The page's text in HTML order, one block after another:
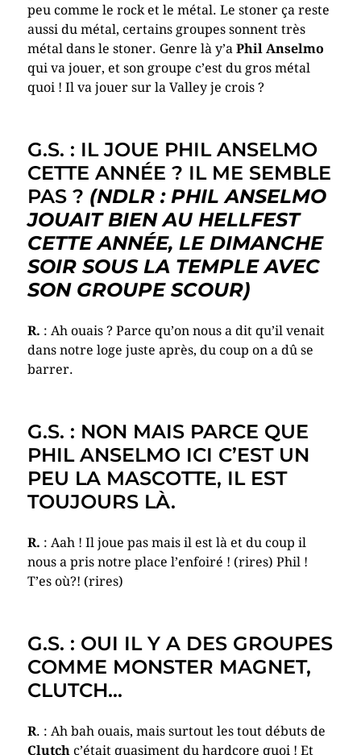
peu comme le rock et le métal. Le stoner ça reste
aussi du métal, certains groupes sonnent très
métal dans le stoner. Genre là y’a Phil Anselmo
qui va jouer, et son groupe c’est du gros métal
quoi ! Il va jouer sur la Valley je crois ?
G.S. : IL JOUE PHIL ANSELMO
CETTE ANNÉE ? IL ME SEMBLE
PAS ? (NDLR : PHIL ANSELMO
JOUAIT BIEN AU HELLFEST
CETTE ANNÉE, LE DIMANCHE
SOIR SOUS LA TEMPLE AVEC
SON GROUPE SCOUR)
R. : Ah ouais ? Parce qu’on nous a dit qu’il venait
dans notre loge juste après, du coup on a dû se
barrer.
G.S. : NON MAIS PARCE QUE
PHIL ANSELMO ICI C’EST UN
PEU LA MASCOTTE, IL EST
TOUJOURS LÀ.
R. : Aah ! Il joue pas mais il est là et du coup il
nous a pris notre place l’enfoiré ! (rires) Phil !
T’es où?! (rires)
G.S. : OUI IL Y A DES GROUPES
COMME MONSTER MAGNET,
CLUTCH…
R. : Ah bah ouais, mais surtout les tout débuts de
Clutchc’était quasiment du hardcore quoi ! Et